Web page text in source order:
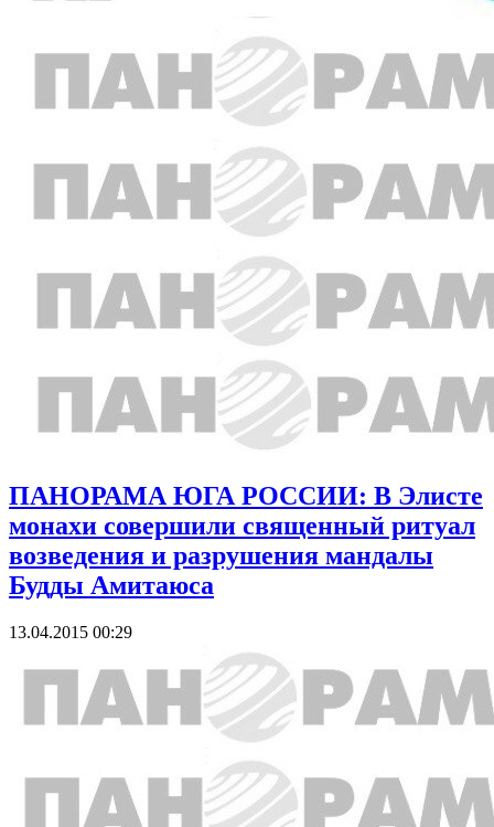
ПАНОРАМА ЮГА РОССИИ: В Элисте
монахи совершили священный ритуал
возведения и разрушения мандалы
Будды Амитаюса
13.04.2015 00:29